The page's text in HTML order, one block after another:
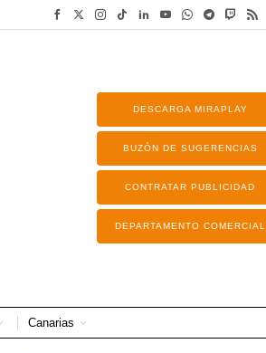
DESCARGA MIRAPLAY
BUZÓN DE SUGERENCIAS
CONTRATAR PUBLICIDAD
DEPARTAMENTO COMERCIAL
Canarias